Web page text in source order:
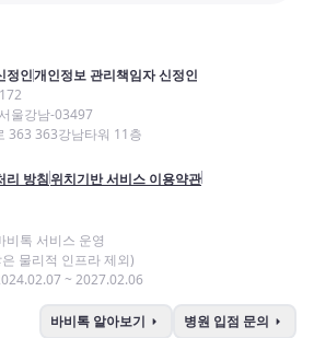
정인개인정보 관리책임자 신정인
울강남-03497
363 363강남타워 11층
리 방침위치기반 서비스 이용약관
비톡 서비스 운영
물리적 인프라 제외)
~ 2027.02.06
바비톡 알아보기 arrow_right 병원 입점 문의 arrow_right